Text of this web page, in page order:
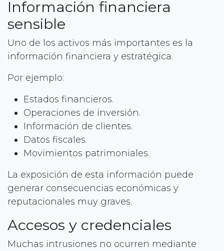
Información financiera
sensible
Uno de los activos más importantes es la
información financiera y estratégica.
Por ejemplo:
Estados financieros.
Operaciones de inversión.
Información de clientes.
Datos fiscales.
Movimientos patrimoniales.
La exposición de esta información puede
generar consecuencias económicas y
reputacionales muy graves.
Accesos y credenciales
Muchas intrusiones no ocurren mediante